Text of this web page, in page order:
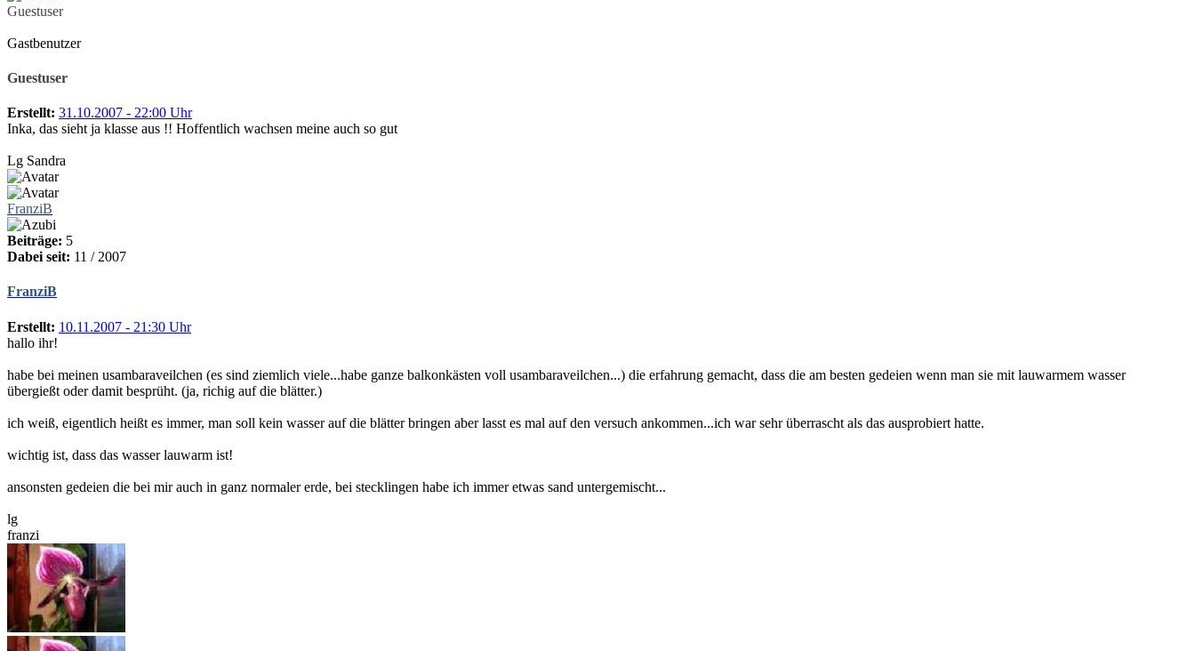
Guestuser
Gastbenutzer
Guestuser
Erstellt: 31.10.2007 - 22:00 Uhr
Inka, das sieht ja klasse aus !! Hoffentlich wachsen meine auch so gut
Lg Sandra
FranziB
Beiträge: 5
Dabei seit: 11 / 2007
FranziB
Erstellt: 10.11.2007 - 21:30 Uhr
hallo ihr!
habe bei meinen usambaraveilchen (es sind ziemlich viele...habe ganze balkonkästen voll usambaraveilchen...) die erfahrung gemacht, dass die am besten gedeien wenn man sie mit lauwarmem wasser
übergießt oder damit besprüht. (ja, richig auf die blätter.)
ich weiß, eigentlich heißt es immer, man soll kein wasser auf die blätter bringen aber lasst es mal auf den versuch ankommen...ich war sehr überrascht als das ausprobiert hatte.
wichtig ist, dass das wasser lauwarm ist!
ansonsten gedeien die bei mir auch in ganz normaler erde, bei stecklingen habe ich immer etwas sand untergemischt...
lg
franzi